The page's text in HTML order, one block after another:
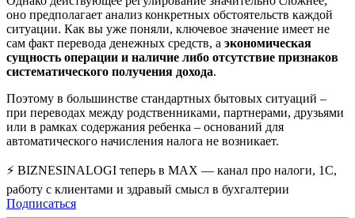
оно предполагает анализ конкретных обстоятельств каждой
ситуации. Как вы уже поняли, ключевое значение имеет не
сам факт перевода денежных средств, а экономическая
сущность операции и наличие либо отсутствие признаков
систематического получения дохода.
Поэтому в большинстве стандартных бытовых ситуаций –
при переводах между родственниками, партнерами, друзьями
или в рамках содержания ребенка – оснований для
автоматического начисления налога не возникает.
⚡ BIZNESINALOGI теперь в MAX — канал про налоги, 1С,
работу с клиентами и здравый смысл в бухгалтерии
Подписаться